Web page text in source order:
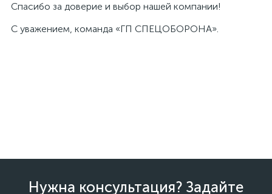
Спасибо за доверие и выбор нашей компании!
С уважением, команда «ГП СПЕЦОБОРОНА».
Нужна консультация? Задайте